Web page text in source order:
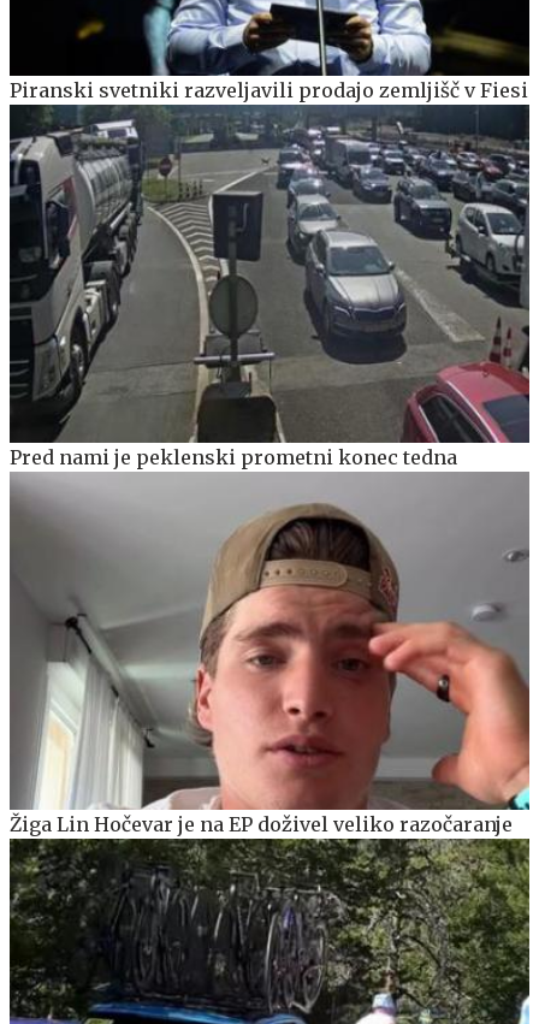
Piranski svetniki razveljavili prodajo zemljišč v Fiesi
Pred nami je peklenski prometni konec tedna
Žiga Lin Hočevar je na EP doživel veliko razočaranje